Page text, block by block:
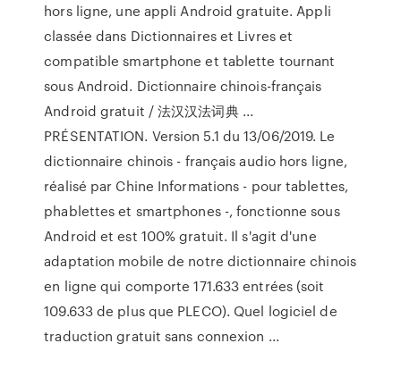
hors ligne, une appli Android gratuite. Appli
classée dans Dictionnaires et Livres et
compatible smartphone et tablette tournant
sous Android. Dictionnaire chinois-français
Android gratuit / 法汉汉法词典 ...
PRÉSENTATION. Version 5.1 du 13/06/2019. Le
dictionnaire chinois - français audio hors ligne,
réalisé par Chine Informations - pour tablettes,
phablettes et smartphones -, fonctionne sous
Android et est 100% gratuit. Il s'agit d'une
adaptation mobile de notre dictionnaire chinois
en ligne qui comporte 171.633 entrées (soit
109.633 de plus que PLECO). Quel logiciel de
traduction gratuit sans connexion ...